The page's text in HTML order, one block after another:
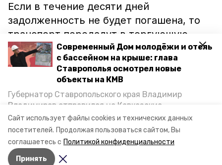
Сайт использует файлы cookies и технических данных
посетителей. Продолжая пользоваться сайтом, Вы
соглашаетесь с Политикой конфиденциальности
Принять
Современный Дом молодёжи и отель
с бассейном на крыше: глава
Ставрополья осмотрел новые
объекты на КМВ
Губернатор Ставропольского края Владимир
Владимиров отправился на Кавказские
Минеральные Воды, чтобы проинспектировать
строительство объектов в Кисловодске и
Минводах, а также выслушать предложения о
постройке новых точек притяжения для местных
жителей. Подробнее — в материале «Победы26».
Если в течение десяти дней
задолженность не будет погашена, то
транспорт передадут в торгующую
организацию для дальнейшей
реализации.
Ранее в Кисловодске судебные
приставы добились выплат по
коммунальным платежам от владельца
мусоровоза.
Авторы: Ольга Дьякова